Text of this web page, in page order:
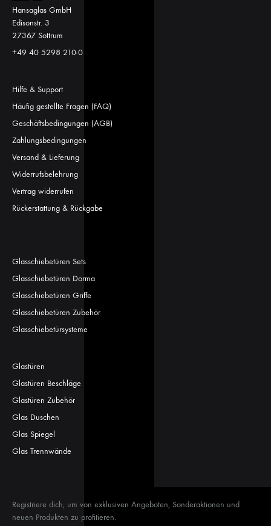
Hansaglas GmbH
Edisonstr. 3
27367 Sottrum
+49 40 5298 210-0
Hilfe & Support
Häufig gestellte Fragen (FAQ)
Geschäftsbedingungen (AGB)
Zahlungsbedingungen
Versand & Lieferung
Widerrufsbelehrung
Vertrag widerrufen
Rückerstattung & Rückgabe
Glasschiebetüren Sets
Glasschiebetüren Dorma
Glasschiebetüren Griffe
Glasschiebetüren Zubehör
Glasschiebetürsysteme
Glastüren
Glastüren Beschläge
Glastüren Zubehör
Glas Duschen
Glas Spiegel
Glas Trennwände
Registriere dich, um von exklusiven Angeboten, Sonderaktionen und
neuen Produkten zu profitieren.